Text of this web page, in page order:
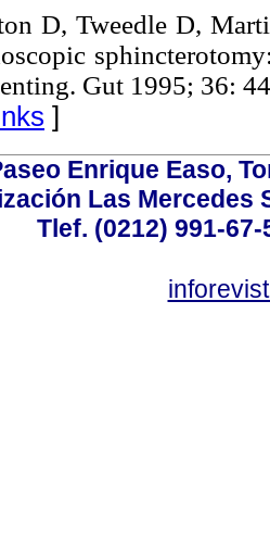
D, Tweedle D,
Gut 1995; 36:
]
Enrique Easo,
Las Mercedes
Tlef. (0212) 991-